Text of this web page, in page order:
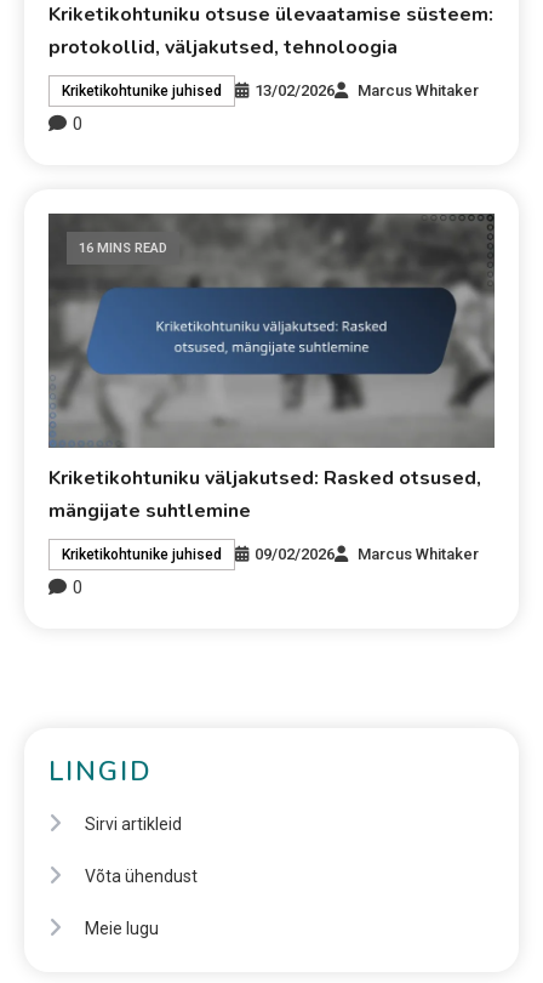
Kriketikohtuniku otsuse ülevaatamise süsteem:
protokollid, väljakutsed, tehnoloogia
Kriketikohtunike juhised 13/02/2026 Marcus Whitaker
0
16 MINS READ
Kriketikohtuniku väljakutsed: Rasked otsused,
mängijate suhtlemine
Kriketikohtunike juhised 09/02/2026 Marcus Whitaker
0
LINGID
Sirvi artikleid
Võta ühendust
Meie lugu